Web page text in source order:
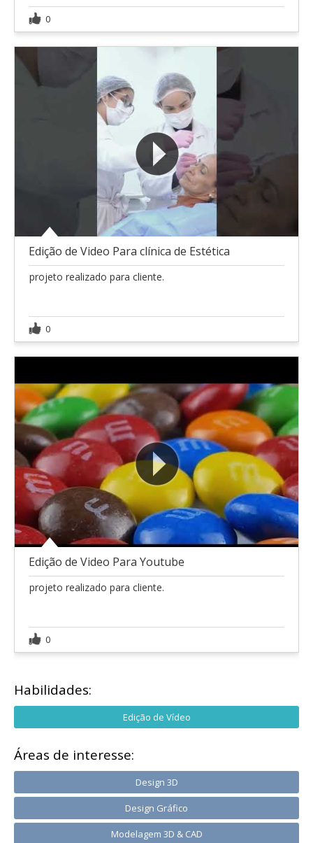
0
Edição de Video Para clínica de Estética
projeto realizado para cliente.
0
Edição de Video Para Youtube
projeto realizado para cliente.
0
Habilidades:
Edição de Vídeo
Áreas de interesse:
Design 3D
Design Gráfico
Modelagem 3D & CAD